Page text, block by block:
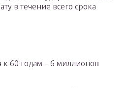
в течение всего срока
к 60 годам – 6 миллионов